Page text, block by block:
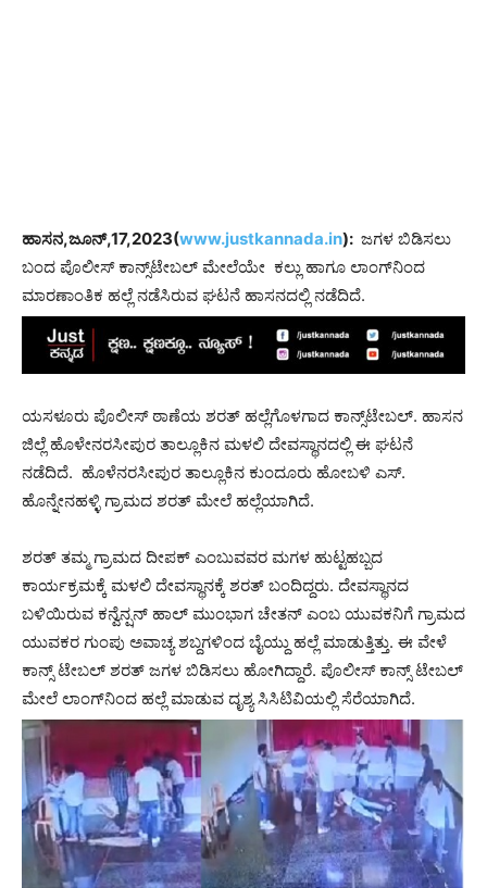
ಹಾಸನ,ಜೂನ್,17,2023(www.justkannada.in): ಜಗಳ ಬಿಡಿಸಲು
ಬಂದ ಪೊಲೀಸ್ ಕಾನ್ಸ್‌ಟೇಬಲ್ ಮೇಲೆಯೇ ಕಲ್ಲು ಹಾಗೂ ಲಾಂಗ್‌ನಿಂದ
ಮಾರಣಾಂತಿಕ ಹಲ್ಲೆ ನಡೆಸಿರುವ ಘಟನೆ ಹಾಸನದಲ್ಲಿ ನಡೆದಿದೆ.
ಯಸಳೂರು ಪೊಲೀಸ್ ಠಾಣೆಯ ಶರತ್ ಹಲ್ಲೆಗೊಳಗಾದ ಕಾನ್ಸ್‌ಟೇಬಲ್. ಹಾಸನ
ಜಿಲ್ಲೆ ಹೊಳೇನರಸೀಪುರ ತಾಲ್ಲೂಕಿನ ಮಳಲಿ ದೇವಸ್ಥಾನದಲ್ಲಿ ಈ ಘಟನೆ
ನಡೆದಿದೆ. ಹೊಳೆನರಸೀಪುರ ತಾಲ್ಲೂಕಿನ ಕುಂದೂರು ಹೋಬಳಿ ಎಸ್.
ಹೊನ್ನೇನಹಳ್ಳಿ ಗ್ರಾಮದ ಶರತ್ ಮೇಲೆ ಹಲ್ಲೆಯಾಗಿದೆ.
ಶರತ್ ತಮ್ಮ ಗ್ರಾಮದ ದೀಪಕ್ ಎಂಬುವವರ ಮಗಳ ಹುಟ್ಟಹಬ್ಬದ
ಕಾರ್ಯಕ್ರಮಕ್ಕೆ ಮಳಲಿ ದೇವಸ್ಥಾನಕ್ಕೆ ಶರತ್ ಬಂದಿದ್ದರು. ದೇವಸ್ಥಾನದ
ಬಳಿಯಿರುವ ಕನ್ವೆನ್ಷನ್ ಹಾಲ್ ಮುಂಭಾಗ ಚೇತನ್ ಎಂಬ ಯುವಕನಿಗೆ ಗ್ರಾಮದ
ಯುವಕರ ಗುಂಪು ಅವಾಚ್ಯ ಶಬ್ದಗಳಿಂದ ಬೈಯ್ದು ಹಲ್ಲೆ ಮಾಡುತ್ತಿತ್ತು. ಈ ವೇಳೆ
ಕಾನ್ಸ್‌ ಟೇಬಲ್ ಶರತ್ ಜಗಳ ಬಿಡಿಸಲು ಹೋಗಿದ್ದಾರೆ. ಪೊಲೀಸ್ ಕಾನ್ಸ್ ಟೇಬಲ್
ಮೇಲೆ ಲಾಂಗ್‌ನಿಂದ ಹಲ್ಲೆ ಮಾಡುವ ದೃಶ್ಯ ಸಿಸಿಟಿವಿಯಲ್ಲಿ ಸೆರೆಯಾಗಿದೆ.